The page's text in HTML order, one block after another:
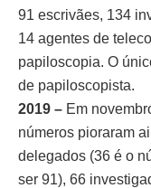
91 escrivães, 134
14 agentes de
papiloscopia. O
de papiloscopista.
2019 – Em
números pioraram
delegados (36 é o
ser 91), 66